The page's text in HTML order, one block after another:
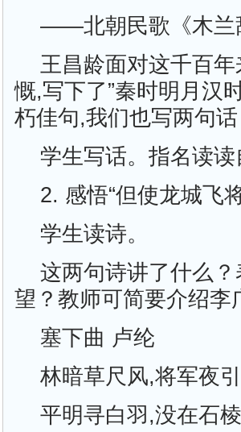
——北朝民歌《木兰
王昌龄面对这千百
慨,写下了”秦时明月汉
朽佳句,我们也写两句
学生写话。指名读
2. 感悟“但使龙城飞
学生读诗。
这两句诗讲了什么
望？教师可简要介绍
塞下曲 卢纶
林暗草尺风,将军夜
平明寻白羽,没在石